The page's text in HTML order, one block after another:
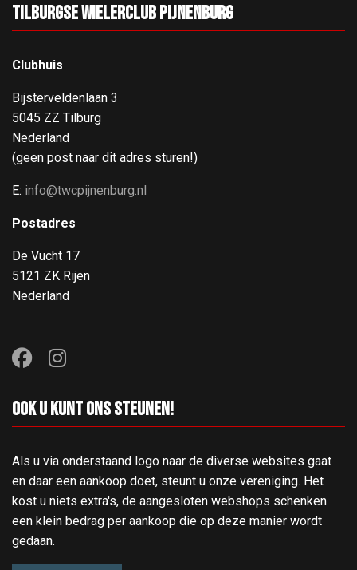
Tilburgse Wielerclub Pijnenburg
Clubhuis
Bijsterveldenlaan 3
5045 ZZ Tilburg
Nederland
(geen post naar dit adres sturen!)
E: info@twcpijnenburg.nl
Postadres
De Vucht 17
5121 ZK Rijen
Nederland
Ook u kunt ons steunen!
Als u via onderstaand logo naar de diverse websites gaat
en daar een aankoop doet, steunt u onze vereniging. Het
kost u niets extra's, de aangesloten webshops schenken
een klein bedrag per aankoop die op deze manier wordt
gedaan.